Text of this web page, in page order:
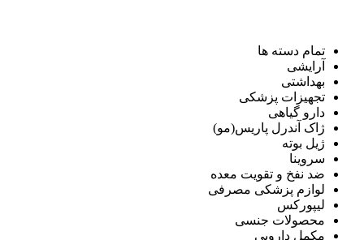
تمام دسته ها
آرایشی
بهداشتی
تجهیزات پزشکی
دارو گیاهی
ژاک آندرل پاریس(مو)
ژیل بوته
سروینا
ضد نفخ و تقویت معده
لوازم پزشکی مصرفی
لیپورکس
محصولات جنسی
مکمل دارویی